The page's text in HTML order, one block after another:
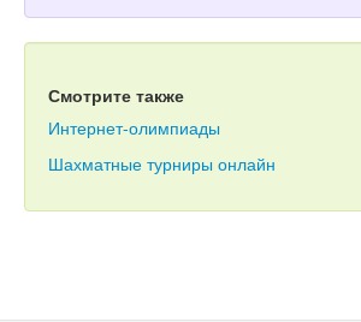
Смотрите также
Интернет-олимпиады
Шахматные турниры онлайн